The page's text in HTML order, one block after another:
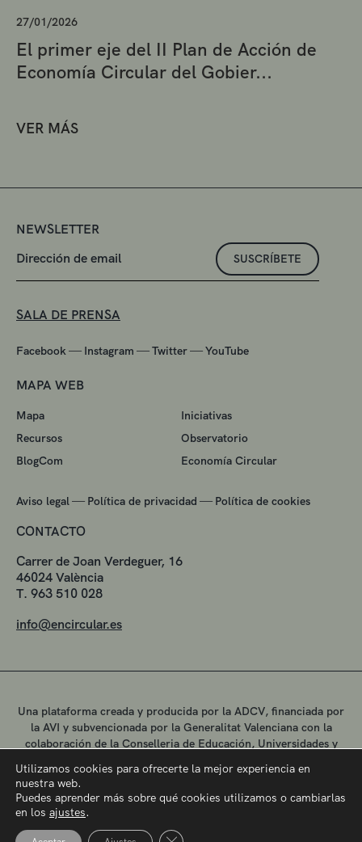
27/01/2026
El primer eje del II Plan de Acción de
Economía Circular del Gobier...
VER MÁS
NEWSLETTER
SUSCRÍBETE
SALA DE PRENSA
Facebook — Instagram —Twitter—YouTube
MAPA WEB
Mapa
Iniciativas
Recursos
Observatorio
BlogCom
Economía Circular
Aviso legal — Política de privacidad — Política de cookies
CONTACTO
Carrer de Joan Verdeguer, 16
46024 València
T. 963 510 028
info@encircular.es
Una plataforma creada y producida por la ADCV, financiada por
la AVI y subvencionada por la Generalitat Valenciana con la
colaboración de la Conselleria de Educación, Universidades y
Utilizamos cookies para ofrecerte la mejor experiencia en
nuestra web.
Puedes aprender más sobre qué cookies utilizamos o cambiarlas
en los ajustes.